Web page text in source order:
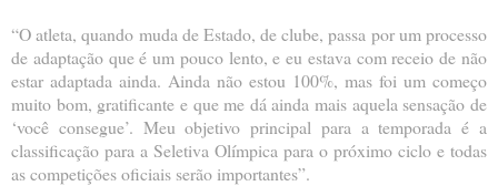
“O atleta, quando muda de Estado, de clube, passa por um processo
de adaptação que é um pouco lento, e eu estava com receio de não
estar adaptada ainda. Ainda não estou 100%, mas foi um começo
muito bom, gratificante e que me dá ainda mais aquela sensação de
‘você consegue’. Meu objetivo principal para a temporada é a
classificação para a Seletiva Olímpica para o próximo ciclo e todas
as competições oficiais serão importantes”.